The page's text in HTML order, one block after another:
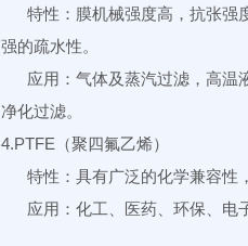
特性：膜机械强度高，抗张强
强的疏水性。
应用：气体及蒸汽过滤，高温
净化过滤。
4.PTFE（聚四氟乙烯）
特性：具有广泛的化学兼容性
应用：化工、医药、环保、电